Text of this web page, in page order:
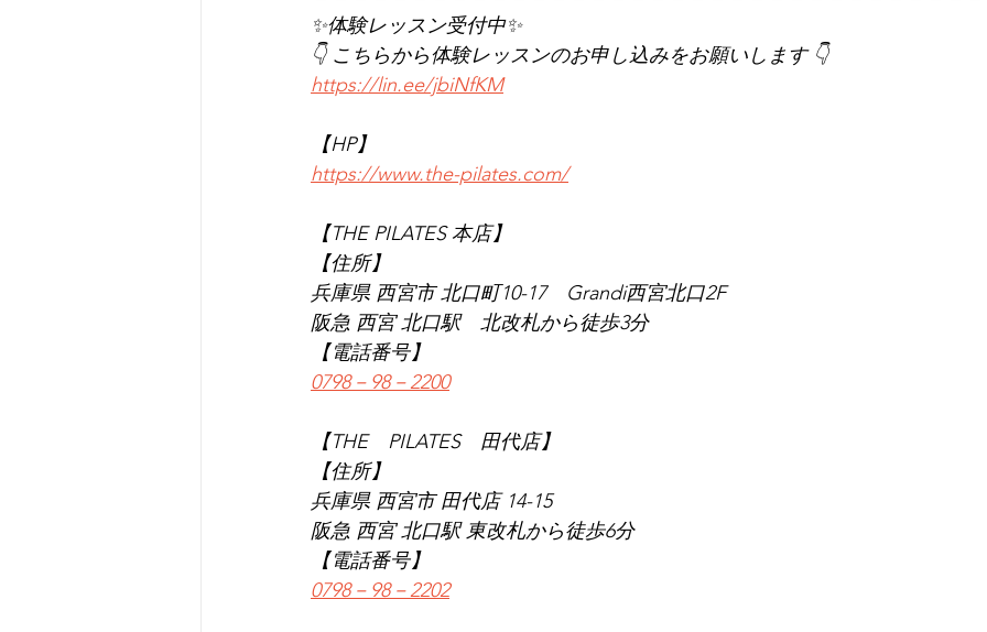
✨体験レッスン受付中✨
👇 こちらから体験レッスンのお申し込みをお願いします 👇
https://lin.ee/jbiNfKM
【HP】
https://www.the-pilates.com/
【THE PILATES 本店】
【住所】
兵庫県 西宮市 北口町10-17　Grandi西宮北口2F
阪急 西宮 北口駅　北改札から徒歩3分
【電話番号】
0798－98－2200
【THE　PILATES　田代店】
【住所】
兵庫県 西宮市 田代店 14-15
阪急 西宮 北口駅 東改札から徒歩6分
【電話番号】
0798－98－2202